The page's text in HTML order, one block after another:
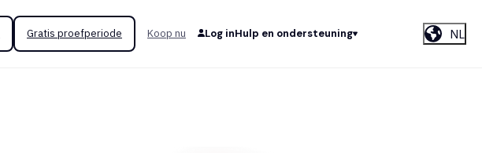
Gratis proefperiode Koop nu Log inHulp en ondersteuning NL